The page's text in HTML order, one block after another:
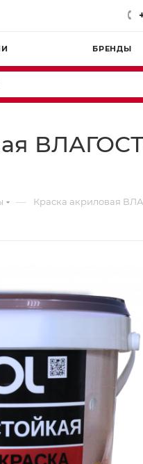
БРЕНДЫ
— Краска акриловая